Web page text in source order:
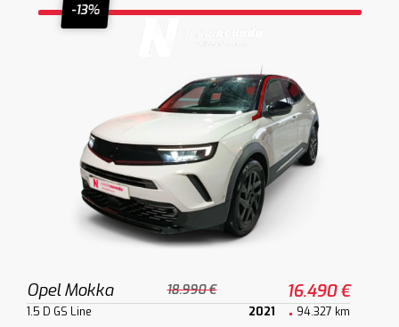
-13%
Opel Mokka 18.990 € 16.490 €
1.5 D GS Line 2021 94.327 km